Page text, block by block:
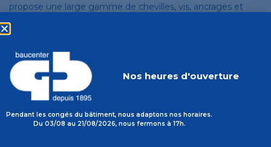
propose une large gamme de chevilles, vis, ancrages et
les plus divers. Reconnue pour la qualité, la fiabilité et la
développement pour répondre aux exigences des
professionnels.
Les catalogues
Nos heures d'ouverture
Pendant les congés du bâtiment, nous adaptons nos horaires.
Du 03/08 au 21/08/2026, nous fermons à 17h.